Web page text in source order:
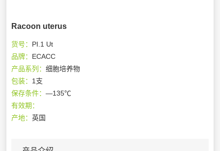
Racoon uterus
货号： PI.1 Ut
品牌： ECACC
产品系列：细胞培养物
包装： 1支
保存条件：—135℃
有效期：
产地：英国